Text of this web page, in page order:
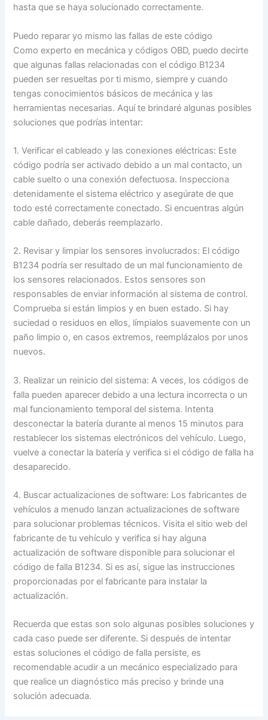
hasta que se haya solucionado correctamente.
Puedo reparar yo mismo las fallas de este código
Como experto en mecánica y códigos OBD, puedo decirte
que algunas fallas relacionadas con el código B1234
pueden ser resueltas por ti mismo, siempre y cuando
tengas conocimientos básicos de mecánica y las
herramientas necesarias. Aquí te brindaré algunas posibles
soluciones que podrías intentar:
1. Verificar el cableado y las conexiones eléctricas: Este
código podría ser activado debido a un mal contacto, un
cable suelto o una conexión defectuosa. Inspecciona
detenidamente el sistema eléctrico y asegúrate de que
todo esté correctamente conectado. Si encuentras algún
cable dañado, deberás reemplazarlo.
2. Revisar y limpiar los sensores involucrados: El código
B1234 podría ser resultado de un mal funcionamiento de
los sensores relacionados. Estos sensores son
responsables de enviar información al sistema de control.
Comprueba si están limpios y en buen estado. Si hay
suciedad o residuos en ellos, límpialos suavemente con un
paño limpio o, en casos extremos, reemplázalos por unos
nuevos.
3. Realizar un reinicio del sistema: A veces, los códigos de
falla pueden aparecer debido a una lectura incorrecta o un
mal funcionamiento temporal del sistema. Intenta
desconectar la batería durante al menos 15 minutos para
restablecer los sistemas electrónicos del vehículo. Luego,
vuelve a conectar la batería y verifica si el código de falla ha
desaparecido.
4. Buscar actualizaciones de software: Los fabricantes de
vehículos a menudo lanzan actualizaciones de software
para solucionar problemas técnicos. Visita el sitio web del
fabricante de tu vehículo y verifica si hay alguna
actualización de software disponible para solucionar el
código de falla B1234. Si es así, sigue las instrucciones
proporcionadas por el fabricante para instalar la
actualización.
Recuerda que estas son solo algunas posibles soluciones y
cada caso puede ser diferente. Si después de intentar
estas soluciones el código de falla persiste, es
recomendable acudir a un mecánico especializado para
que realice un diagnóstico más preciso y brinde una
solución adecuada.